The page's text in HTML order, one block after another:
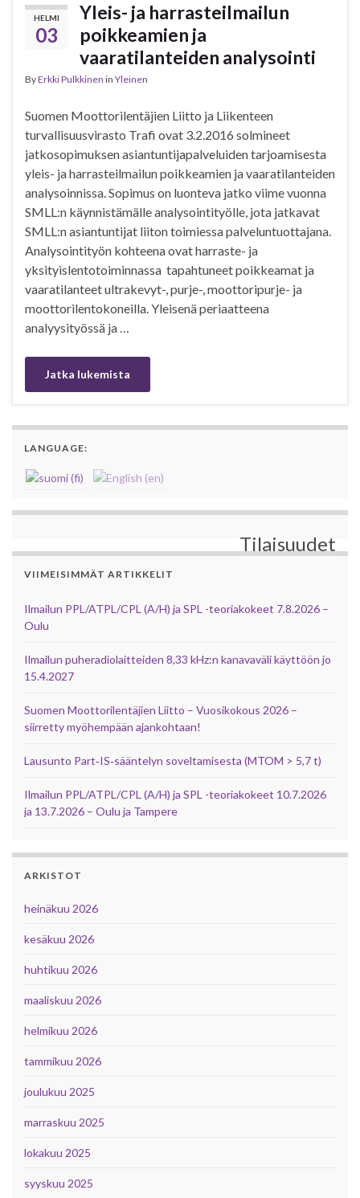
HELMI
03
Yleis- ja harrasteilmailun
poikkeamien ja
vaaratilanteiden analysointi
ByErkki Pulkkinen in Yleinen
Suomen Moottorilentäjien Liitto ja Liikenteen
turvallisuusvirasto Trafi ovat 3.2.2016 solmineet
jatkosopimuksen asiantuntijapalveluiden tarjoamisesta
yleis- ja harrasteilmailun poikkeamien ja vaaratilanteiden
analysoinnissa. Sopimus on luonteva jatko viime vuonna
SMLL:n käynnistämälle analysointityölle, jota jatkavat
SMLL:n asiantuntijat liiton toimiessa palveluntuottajana.
Analysointityön kohteena ovat harraste- ja
yksityislentotoiminnassa tapahtuneet poikkeamat ja
vaaratilanteet ultrakevyt-, purje-, moottoripurje- ja
moottorilentokoneilla. Yleisenä periaatteena
analyysityössä ja …
Jatka lukemista
LANGUAGE:
Tilaisuudet
VIIMEISIMMÄT ARTIKKELIT
Ilmailun PPL/ATPL/CPL (A/H) ja SPL -teoriakokeet 7.8.2026 –
Oulu
Ilmailun puheradiolaitteiden 8,33 kHz:n kanavaväli käyttöön jo
15.4.2027
Suomen Moottorilentäjien Liitto – Vuosikokous 2026 –
siirretty myöhempään ajankohtaan!
Lausunto Part‑IS‑sääntelyn soveltamisesta (MTOM > 5,7 t)
Ilmailun PPL/ATPL/CPL (A/H) ja SPL -teoriakokeet 10.7.2026
ja 13.7.2026 – Oulu ja Tampere
ARKISTOT
heinäkuu 2026
kesäkuu 2026
huhtikuu 2026
maaliskuu 2026
helmikuu 2026
tammikuu 2026
joulukuu 2025
marraskuu 2025
lokakuu 2025
syyskuu 2025